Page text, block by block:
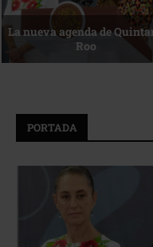
Reconocimiento de viajeros
PORTADA